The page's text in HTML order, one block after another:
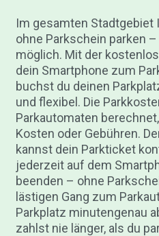
Im gesamten Stadtgebiet
ohne Parkschein parken
möglich. Mit der
dein Smartphone zum
buchst du deinen
und flexibel. Die
Parkautomaten
Kosten oder Gebühren.
kannst dein Parkticket
jederzeit auf dem
beenden – ohne
lästigen Gang zum
Parkplatz minutengenau
zahlst nie länger, als du